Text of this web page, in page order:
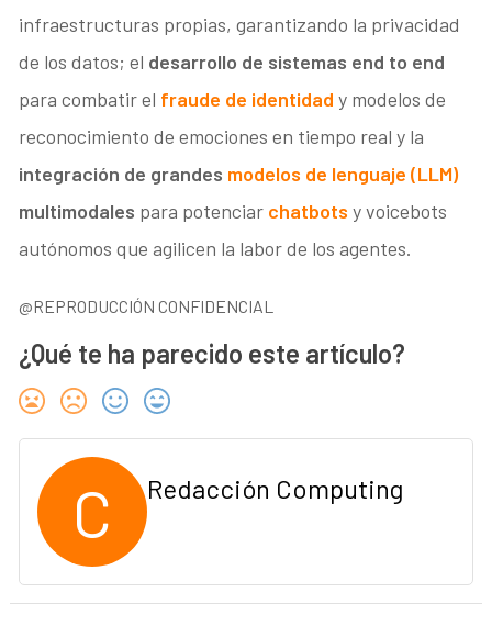
infraestructuras propias, garantizando la privacidad
de los datos; el desarrollo de sistemas end to end
para combatir el fraude de identidad y modelos de
reconocimiento de emociones en tiempo real y la
integración de grandes modelos de lenguaje (LLM)
multimodales para potenciar chatbots y voicebots
autónomos que agilicen la labor de los agentes.
@REPRODUCCIÓN CONFIDENCIAL
¿Qué te ha parecido este artículo?
C Redacción Computing